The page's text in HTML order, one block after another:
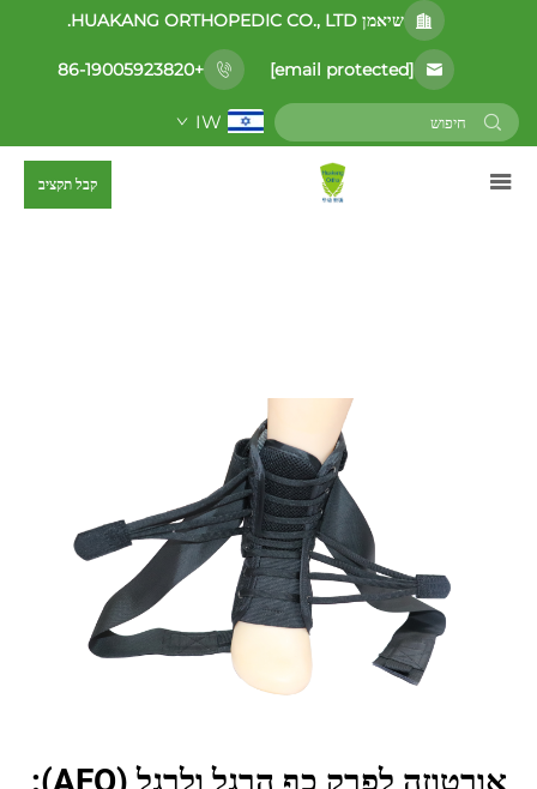
שיאמן HUAKANG ORTHOPEDIC CO., LTD.
[email protected]
+86-19005923820
IW
קבל תקציב
אורטוזה לפרק כף הרגל ולרגל (AFO):